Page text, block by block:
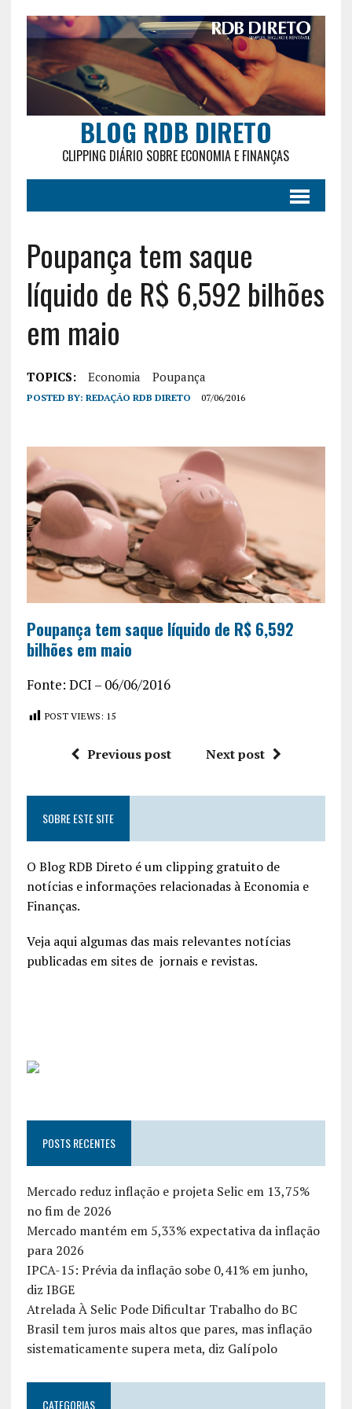
BLOG RDB DIRETO
CLIPPING DIÁRIO SOBRE ECONOMIA E FINANÇAS
Poupança tem saque
líquido de R$ 6,592 bilhões
em maio
TOPICS: Economia Poupança
POSTED BY: REDAÇÃO RDB DIRETO 07/06/2016
Poupança tem saque líquido de R$ 6,592
bilhões em maio
Fonte: DCI – 06/06/2016
POST VIEWS: 15
Previous post Next post
SOBRE ESTE SITE
O Blog RDB Direto é um clipping gratuito de
notícias e informações relacionadas à Economia e
Finanças.
Veja aqui algumas das mais relevantes notícias
publicadas em sites de jornais e revistas.
POSTS RECENTES
Mercado reduz inflação e projeta Selic em 13,75%
no fim de 2026
Mercado mantém em 5,33% expectativa da inflação
para 2026
IPCA-15: Prévia da inflação sobe 0,41% em junho,
diz IBGE
Atrelada À Selic Pode Dificultar Trabalho do BC
Brasil tem juros mais altos que pares, mas inflação
sistematicamente supera meta, diz Galípolo
CATEGORIAS